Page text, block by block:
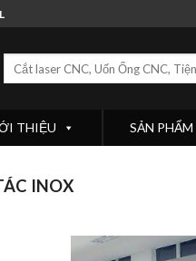
Search
THIỆU SẢN PHẨM
INOX